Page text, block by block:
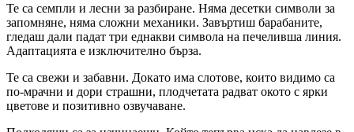
Те са семпли и лесни за разбиране. Няма десетки символи за
запомняне, няма сложни механики. Завъртиш барабаните,
гледаш дали падат три еднакви символа на печеливша линия.
Адаптацията е изключително бърза.
Те са свежи и забавни. Докато има слотове, които видимо са
по-мрачни и дори страшни, плодчетата радват окото с ярки
цветове и позитивно озвучаване.